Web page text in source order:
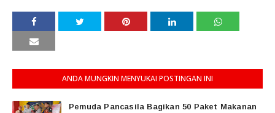
ANDA MUNGKIN MENYUKAI POSTINGAN INI
Pemuda Pancasila Bagikan 50 Paket Makanan